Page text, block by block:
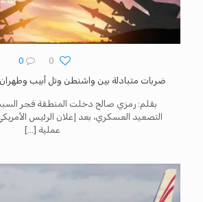
0
0
ضربات متبادلة بين واشنطن وتل أبيب وطهران
بقلم: رمزي صالح دخلت المنطقة فجر
التصعيد العسكري، بعد إعلان الرئيس
عملية […]